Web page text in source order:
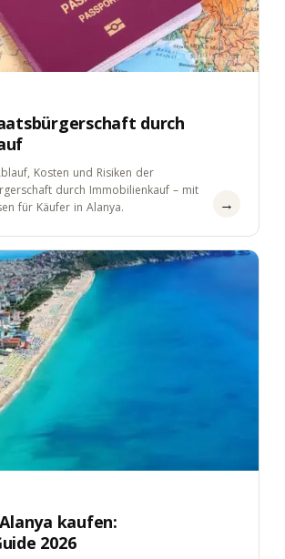
durch
Kosten und Risiken der
durch Immobilienkauf – mit
für Käufer in Alanya.
→
kaufen:
2026